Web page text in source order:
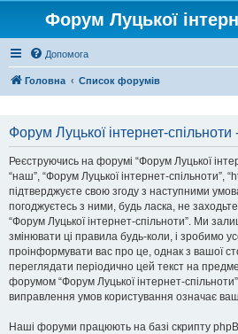
Форум Луцької
Допомога
Головна Список форумів
Форум Луцької інтернет-спільноти
Реєструючись на форумі “Форум Луцької
“наш”, “Форум Луцької інтернет-спільноти”,
підтверджуєте свою згоду з наступними
погоджуєтесь з ними, будь ласка, не
“Форум Луцької інтернет-спільноти”. Ми
змінювати ці правила будь-коли, і зробимо
проінформувати вас про це, однак з вашої
переглядати періодично цей текст на
форумом “Форум Луцької інтернет-
виправлення умов користування означає
Наші форуми працюють на базі скрипту